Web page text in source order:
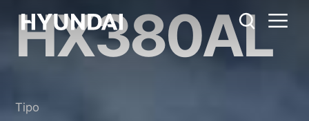
HX380AL Regla métrica EE.UU.
HX380AL
Tipo